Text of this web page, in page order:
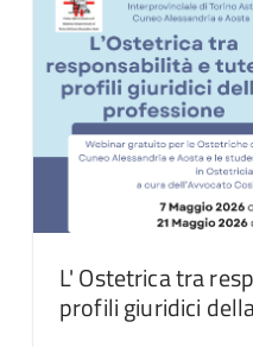
L' Ostetrica tra
profili giuridici